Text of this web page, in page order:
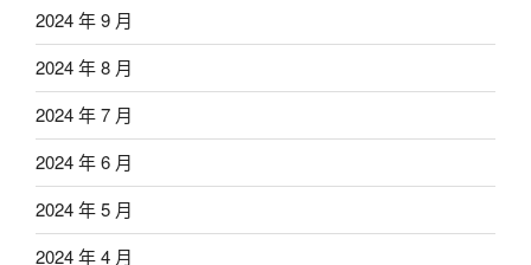
2024 年 9 月
2024 年 8 月
2024 年 7 月
2024 年 6 月
2024 年 5 月
2024 年 4 月